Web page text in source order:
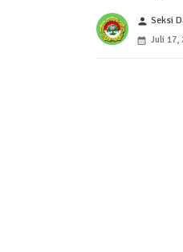
person Seksi
Juli 17,